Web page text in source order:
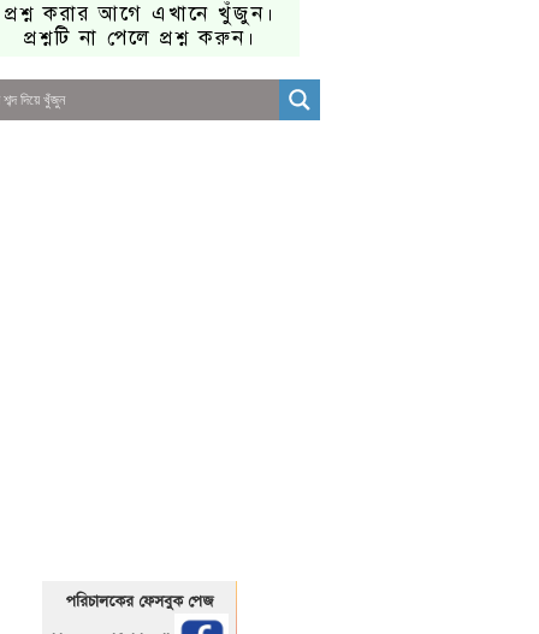
প্রশ্ন করার আগে এখানে খুঁজুন।
প্রশ্নটি না পেলে প্রশ্ন করুন।
পরিচালকের ফেসবুক পেজ